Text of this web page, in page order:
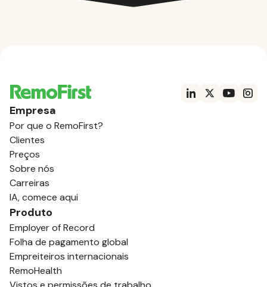
Empresa
Por que o RemoFirst?
Clientes
Preços
Sobre nós
Carreiras
IA, comece aqui
Produto
Employer of Record
Folha de pagamento global
Empreiteiros internacionais
RemoHealth